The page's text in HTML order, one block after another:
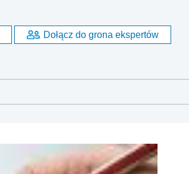
Dołącz do grona ekspertów